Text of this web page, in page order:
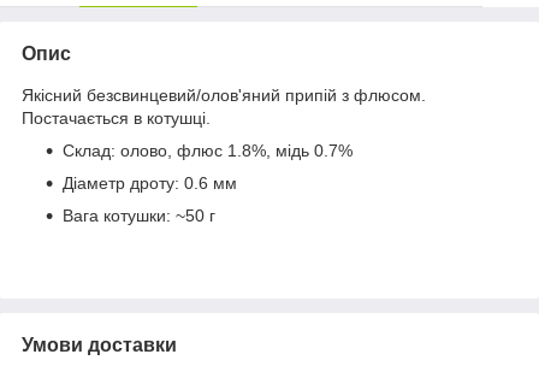
Опис
Якісний безсвинцевий/олов'яний припій з флюсом.
Постачається в котушці.
Склад: олово, флюс 1.8%, мідь 0.7%
Діаметр дроту: 0.6 мм
Вага котушки: ~50 г
Умови доставки